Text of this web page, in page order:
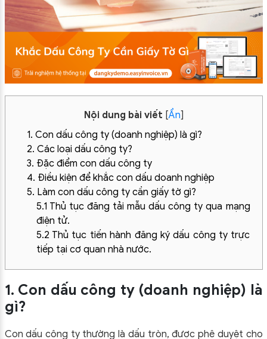
Nội dung bài viết [Ẩn]
1. Con dấu công ty (doanh nghiệp) là gì?
2. Các loại dấu công ty?
3. Đặc điểm con dấu công ty
4. Điều kiện để khắc con dấu doanh nghiệp
5. Làm con dấu công ty cần giấy tờ gì?
5.1 Thủ tục đăng tải mẫu dấu công ty qua mạng
điện tử.
5.2 Thủ tục tiến hành đăng ký dấu công ty trực
tiếp tại cơ quan nhà nước.
1. Con dấu công ty (doanh nghiệp) là
gì?
Con dấu công ty thường là dấu tròn, được phê duyệt cho